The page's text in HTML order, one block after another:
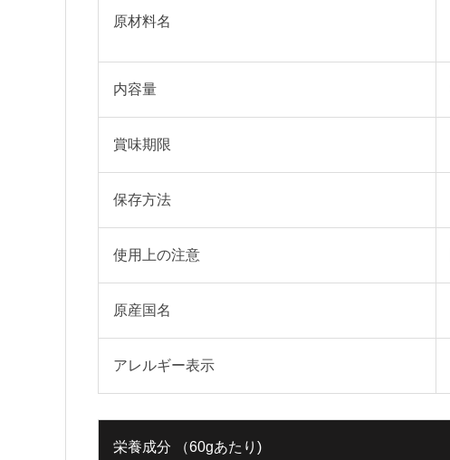
原材料名
内容量
賞味期限
保存方法
使用上の注意
原産国名
アレルギー表示
栄養成分 （60gあたり)